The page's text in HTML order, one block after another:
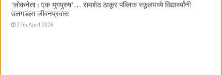
‌‘लोकनेता : एक युगपुरुष‌’… रामशेठ ठाकूर पब्लिक स्कूलमध्ये विद्यार्थ्यांनी
उलगडला जीवनप्रवास
27th April 2026